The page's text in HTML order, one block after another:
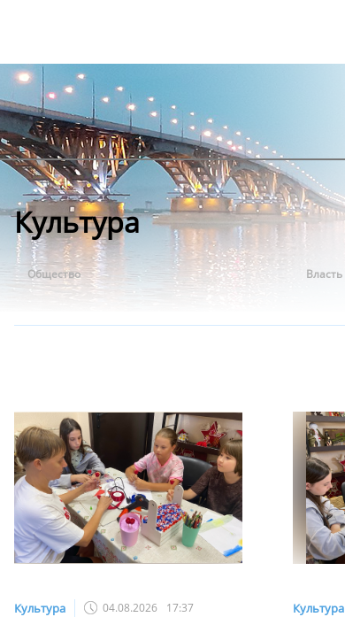
Культура
Общество Власть
Культура 04.08.2026 17:37 Культура